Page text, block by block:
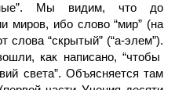
Мы видим, что до
миров, ибо слово “мир” (на
слова “скрытый” (“а-элем”).
как написано, “чтобы
света”. Объясняется там